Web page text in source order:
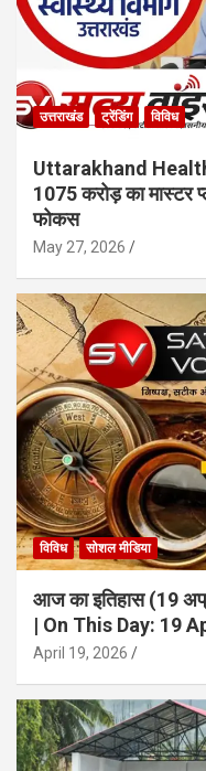
उत्तराखंड ट्रेंडिंग विविध
Uttarakhand Health
1075 करोड़ का मास्टर
फोकस
May 27, 2026
विविध सोशल मीडिया
आज का इतिहास (19
| On This Day: 19
April 19, 2026